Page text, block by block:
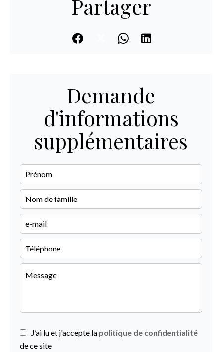
Partager
Demande
d'informations
supplémentaires
J’ai lu et j'accepte la politique de confidentialité
de ce site